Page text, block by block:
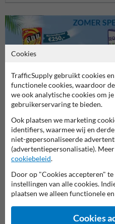
Stel je vraag aan
Naam*
Bedrijfsnaam
E-mailadres*
Cookies
TrafficSupply gebruikt cookies
functionele cookies, waardoor
we ook analytische cookies om
gebruikerservaring te bieden.
Ook plaatsen we marketing
identifiers, waarmee wij en
niet-gepersonaliseerde
(advertentiepersonalisatie).
cookiebeleid.
Door op "Cookies accepteren"
instellingen van alle cookies.
plaatsen we alleen functionele
Cookies